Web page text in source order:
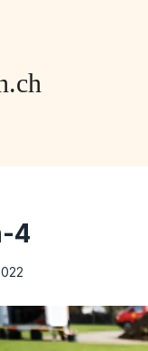
4